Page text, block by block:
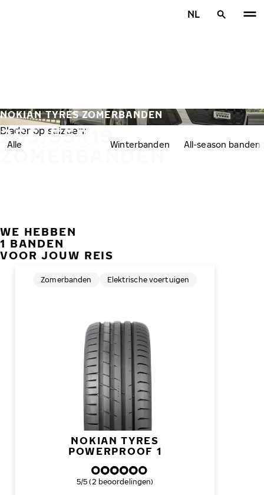
NL
255/55R19
ZOMERBANDEN
NOKIAN TYRES ZOMERBANDEN
Blader op seizoen:
Alle Winterbanden All-season banden
WE HEBBEN
1 BANDEN
VOOR JOUW REIS
NOKIAN TYRES
POWERPROOF 1
Zomerbanden Elektrische voertuigen
Algemene beoordeling
5/5 (2 beoordelingen)